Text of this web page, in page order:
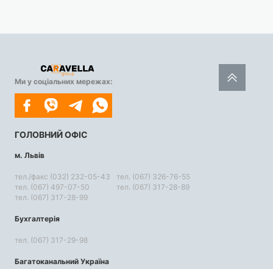
Ми у соціальних мережах:
ГОЛОВНИЙ ОФІС
м. Львів
тел./факс (032) 232-05-43
тел. (067) 497-07-50
тел. (067) 317-28-99
тел. (067) 326-76-55
тел. (067) 317-28-89
Бухгалтерія
тел. (067) 317-29-98
Багатоканальний Україна